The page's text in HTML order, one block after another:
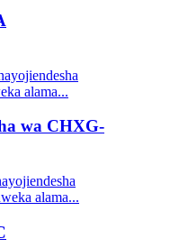
wa CHXG-